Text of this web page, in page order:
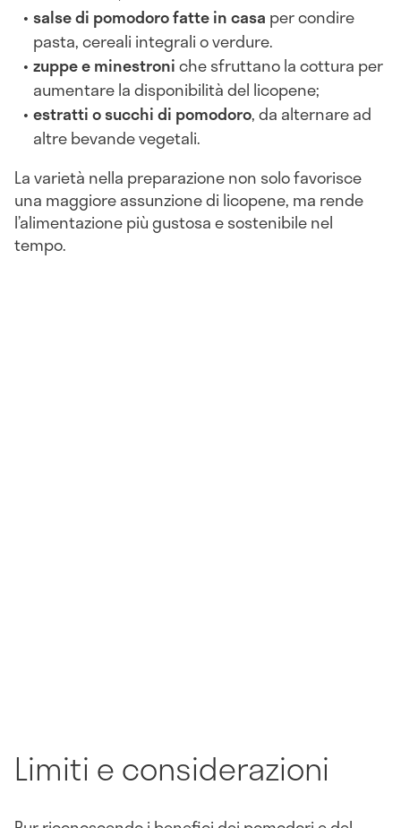
salse di pomodoro fatte in casa per condire
pasta, cereali integrali o verdure.
zuppe e minestroniche sfruttano la cottura per
aumentare la disponibilità del licopene;
estratti o succhi di pomodoro, da alternare ad
altre bevande vegetali.
La varietà nella preparazione non solo favorisce
una maggiore assunzione di licopene, ma rende
l’alimentazione più gustosa e sostenibile nel
tempo.
Limiti e considerazioni